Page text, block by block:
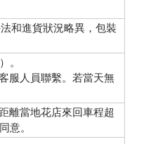
和進貨狀況略異，包裝
。
服人員聯繫。若當天無
離當地花店來回車程超
意。